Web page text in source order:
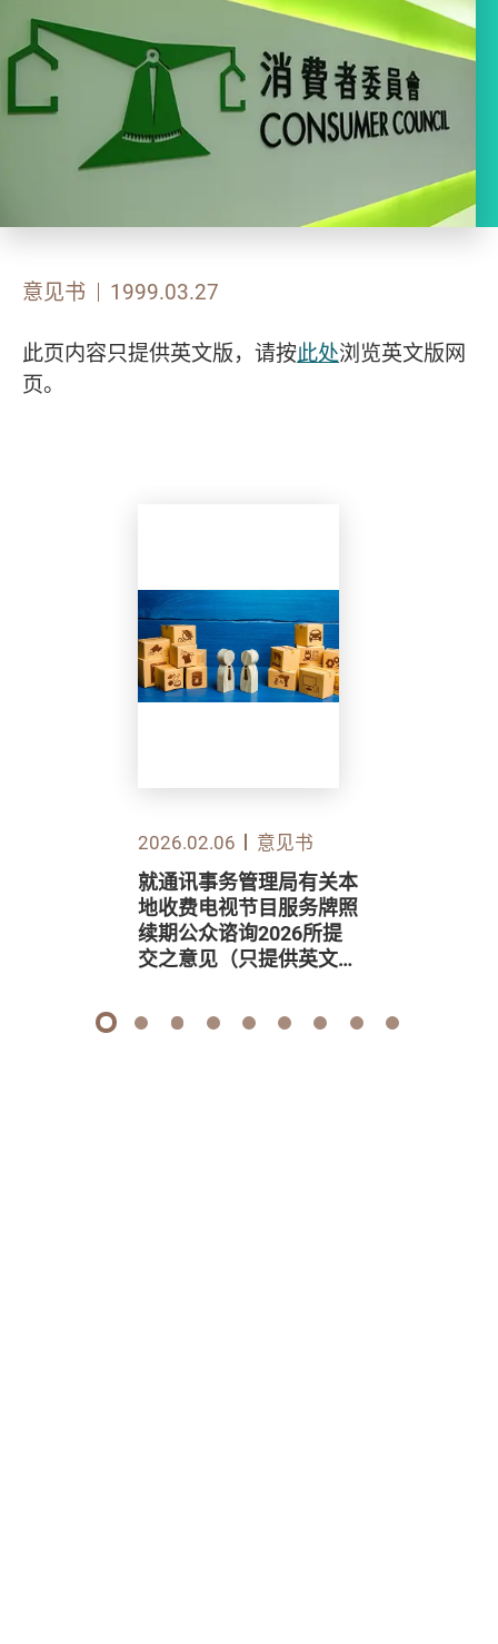
意见书 1999.03.27
此页内容只提供英文版，请按此处浏览英文版网
页。
2026.02.06 意见书
就通讯事务管理局有关本
地收费电视节目服务牌照
续期公众谘询2026所提
交之意见（只提供英文
1 2 3 4 5 6 7 8 9